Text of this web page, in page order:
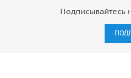
Подписывайтесь